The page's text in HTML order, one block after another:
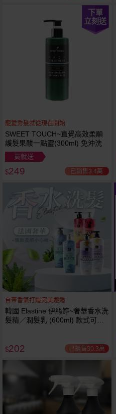
下單
立刻送
寵愛秀髮就從現在開始
SWEET TOUCH~直覺高效柔順
護髮果酸一點靈(300ml) 免沖洗
買就送
$249 已銷售3.4萬
自帶香氣打造完美邂逅
韓國 Elastine 伊絲婷~奢華香水洗
髮精／潤髮乳 (600ml) 款式可選
$202 已銷售30.3萬